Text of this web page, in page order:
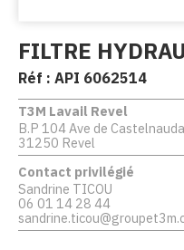
FILTRE
Réf : API 6062514
T3M Lavail Revel
B.P 104 Ave de
31250 Revel
Contact privilégié
Sandrine TICOU
06 01 14 28 44